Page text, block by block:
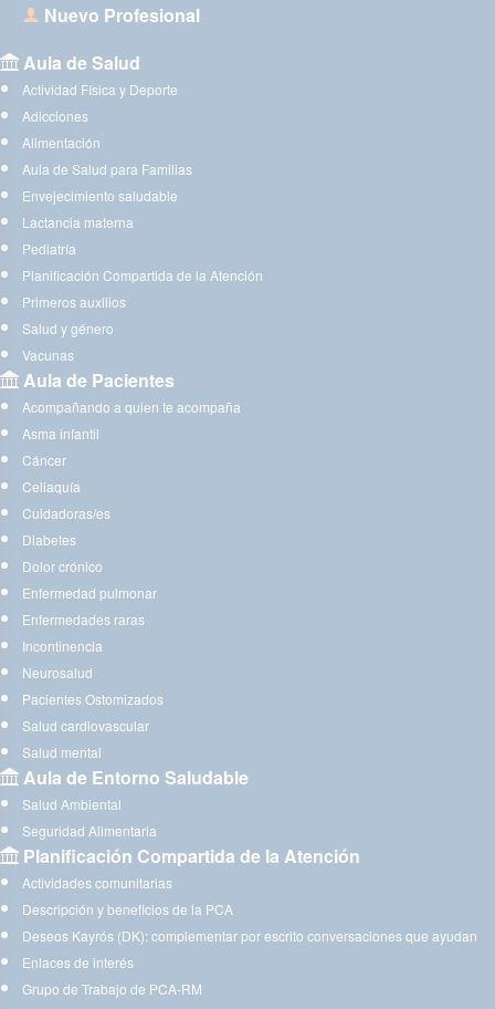
Nuevo Profesional
Aula de Salud
Actividad Física y Deporte
Adicciones
Alimentación
Aula de Salud para Familias
Envejecimiento saludable
Lactancia materna
Pediatría
Planificación Compartida de la Atención
Primeros auxilios
Salud y género
Vacunas
Aula de Pacientes
Acompañando a quien te acompaña
Asma infantil
Cáncer
Celiaquía
Cuidadoras/es
Diabetes
Dolor crónico
Enfermedad pulmonar
Enfermedades raras
Incontinencia
Neurosalud
Pacientes Ostomizados
Salud cardiovascular
Salud mental
Aula de Entorno Saludable
Salud Ambiental
Seguridad Alimentaria
Planificación Compartida de la Atención
Actividades comunitarias
Descripción y beneficios de la PCA
Deseos Kayrós (DK): complementar por escrito conversaciones que ayudan
Enlaces de interés
Grupo de Trabajo de PCA-RM